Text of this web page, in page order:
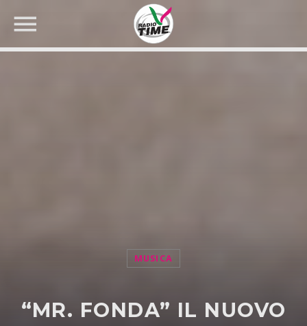
MUSICA
“MR. FONDA” IL NUOVO